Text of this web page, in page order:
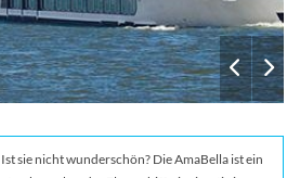
Ist sie nicht wunderschön? Die AmaBella ist ein